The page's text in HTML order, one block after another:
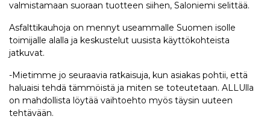
valmistamaan suoraan tuotteen siihen, Saloniemi selittää.
Asfalttikauhoja on mennyt useammalle Suomen isolle
toimijalle alalla ja keskustelut uusista käyttökohteista
jatkuvat.
-Mietimme jo seuraavia ratkaisuja, kun asiakas pohtii, että
haluaisi tehdä tämmöistä ja miten se toteutetaan. ALLUlla
on mahdollista löytää vaihtoehto myös täysin uuteen
tehtävään.